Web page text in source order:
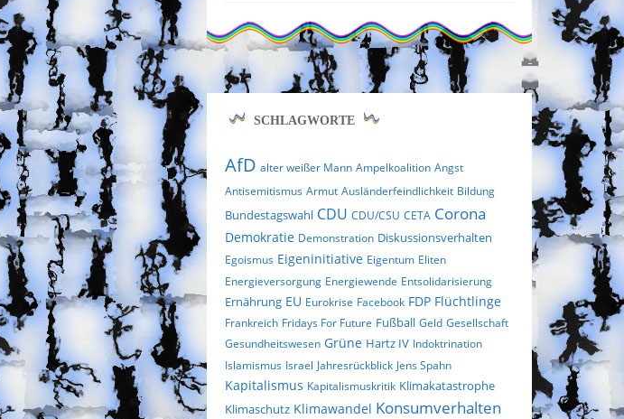
SCHLAGWORTE
AfD alter weißer Mann Ampelkoalition Angst
Antisemitismus Armut Ausländerfeindlichkeit Bildung
Bundestagswahl CDU CDU/CSU CETA Corona
Demokratie Demonstration Diskussionsverhalten
Egoismus Eigeninitiative Eigentum Eliten
Energieversorgung Energiewende Entsolidarisierung
Ernährung EU Eurokrise Facebook FDP Flüchtlinge
Frankreich Fridays For Future Fußball Geld Gesellschaft
Gesundheitswesen Grüne Hartz IV Indoktrination
Islamismus Israel Jahresrückblick Jens Spahn
Kapitalismus Kapitalismuskritik Klimakatastrophe
Klimaschutz Klimawandel Konsumverhalten